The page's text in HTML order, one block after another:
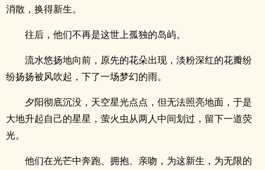
消散，换得新生。
往后，他们不再是这世上孤独的岛屿。
流水悠扬地向前，原先的花朵出现，淡粉深红的花瓣纷
纷扬扬被风吹起，下了一场梦幻的雨。
夕阳彻底沉没，天空星光点点，但无法照亮地面，于是
大地升起自己的星星，萤火虫从两人中间划过，留下一道荧
光。
他们在光芒中奔跑、拥抱、亲吻，为这新生，为无限的